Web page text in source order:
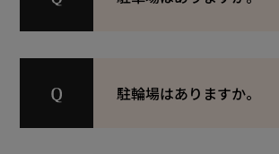
駐輪場はありますか。